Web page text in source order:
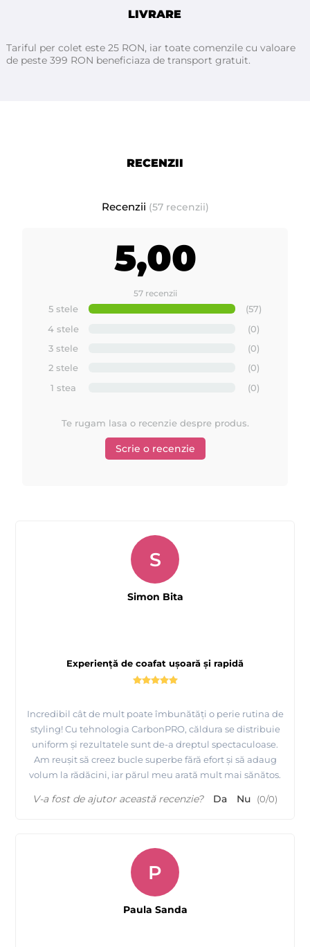
se simte sănătos la atingere.LIVRARE
Tariful per colet este 25 RON, iar toate comenzile cu valoare
de peste 399 RON beneficiaza de transport gratuit.
RECENZII
Recenzii (57 recenzii)
5,00
57 recenzii
5 stele
(57)
4 stele
(0)
3 stele
(0)
2 stele
(0)
1 stea
(0)
Te rugam lasa o recenzie despre produs.
Scrie o recenzie
Experiență de coafat ușoară și rapidă
Incredibil cât de mult poate îmbunătăți o perie rutina de
styling! Cu tehnologia CarbonPRO, căldura se distribuie
uniform și rezultatele sunt de-a dreptul spectaculoase.
Am reușit să creez bucle superbe fără efort și să adaug
volum la rădăcini, iar părul meu arată mult mai sănătos.
S
Simon Bita
V-a fost de ajutor această recenzie? Da Nu (0/0)
P
Paula Sanda